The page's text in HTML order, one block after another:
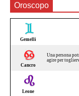
Oroscopo